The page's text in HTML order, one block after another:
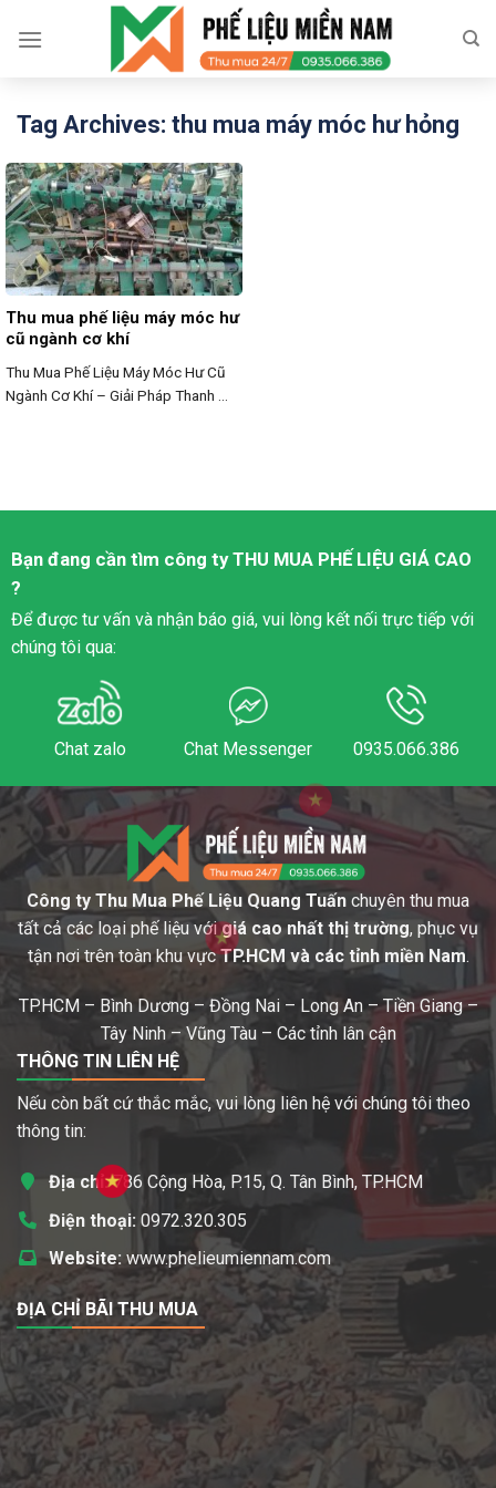
Tag Archives: thu mua máy móc hư hỏng
Thu mua phế liệu máy móc hư
cũ ngành cơ khí
Thu Mua Phế Liệu Máy Móc Hư Cũ
Ngành Cơ Khí – Giải Pháp Thanh ...
Bạn đang cần tìm công tyTHU MUA PHẾ LIỆU GIÁ CAO
?
Để được tư vấn và nhận báo giá, vui lòng kết nối trực tiếp với
chúng tôi qua:
Chat zalo Chat Messenger 0935.066.386
Công ty Thu Mua Phế Liệu Quang Tuấn chuyên thu mua
tất cả các loại phế liệu vớigiá cao nhất thị trường, phục vụ
tận nơi trên toàn khu vựcTP.HCM và các tỉnh miền Nam.
TP.HCM – Bình Dương – Đồng Nai – Long An – Tiền Giang –
Tây Ninh – Vũng Tàu – Các tỉnh lân cận
THÔNG TIN LIÊN HỆ
Nếu còn bất cứ thắc mắc, vui lòng liên hệ với chúng tôi theo
thông tin:
Địa chỉ:786 Cộng Hòa, P.15, Q. Tân Bình, TP.HCM
Điện thoại: 0972.320.305
Website: www.phelieumiennam.com
ĐỊA CHỈ BÃI THU MUA